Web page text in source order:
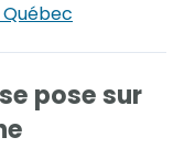
se pose sur